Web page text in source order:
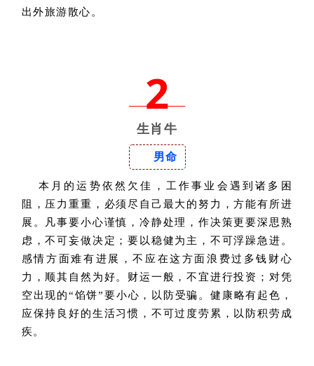
出外旅游散心。
2
生肖牛
男命
本月的运势依然欠佳，工作事业会遇到诸多困
阻，压力重重，必须尽自己最大的努力，方能有所进
展。凡事要小心谨慎，冷静处理，作决策更要深思熟
虑，不可妄做决定；要以稳健为主，不可浮躁急进。
感情方面难有进展，不应在这方面浪费过多钱财心
力，顺其自然为好。财运一般，不宜进行投资；对凭
空出现的“馅饼”要小心，以防受骗。健康略有起色，
应保持良好的生活习惯，不可过度劳累，以防积劳成
疾。